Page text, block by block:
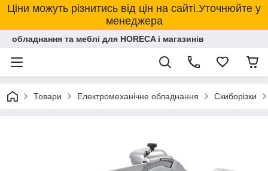
Ціни можуть різнитись від цін на сайті.Уточнюйте у
менеджера
обладнання та меблі для HORECA і магазинів
Товари Електромеханічне обладнання Скиборізки